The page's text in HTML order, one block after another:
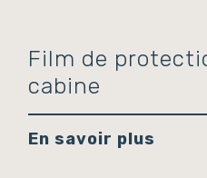
Film de
cabine
En savoir plus